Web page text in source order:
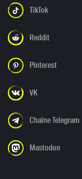
TikTok
Reddit
Pinterest
VK
Chaîne Telegram
Mastodon